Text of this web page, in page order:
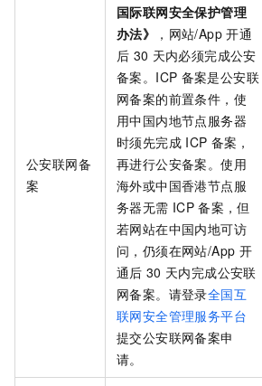
公安联网备
案
国际联网安全保护管理
办法》
，网站/App 开通
后 30 天内必须完成公安
备案。ICP 备案是公安联
网备案的前置条件，使
用中国内地节点服务器
时须先完成 ICP 备案，
再进行公安备案。使用
海外或中国香港节点服
务器无需 ICP 备案，但
若网站在中国内地可访
问，仍须在网站/App 开
通后 30 天内完成公安联
网备案。请登录全国互
联网安全管理服务平台
提交公安联网备案申
请。